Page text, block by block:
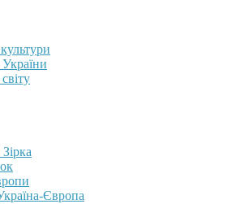
Європа